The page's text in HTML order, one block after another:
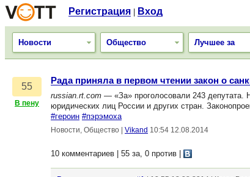
Регистрация Вход
Новости Общество Лучшее за
55
В пену
Рада приняла в первом чтении закон о
russian.rt.com — «За» проголосовали 243 депутата.
юридических лиц России и других стран.
#героин #пэрэмоха
Новости, Общество Vikand 10:54 12.08.2014
10 комментариев | 55 за, 0 против